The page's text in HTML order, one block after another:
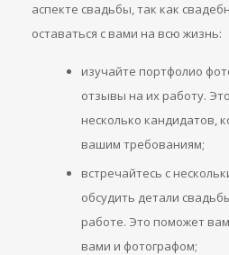
аспекте свадьбы, так как
оставаться с вами на всю жизнь:
изучайте портфолио
отзывы на их работу.
несколько кандидатов,
вашим требованиям;
встречайтесь с
обсудить детали
работе. Это поможет
вами и фотографом;